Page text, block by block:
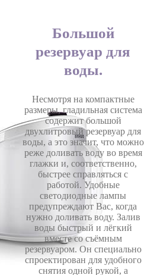
Большой
резервуар для
воды.
Несмотря на компактные
размеры, гладильная система
содержит большой
двухлитровый резервуар для
воды, а это значит, что можно
реже доливать воду во время
глажки и, соответственно,
быстрее справляться с
работой. Удобные
светодиодные лампы
предупреждают Вас, когда
нужно доливать воду. Залив
воды быстрый и лёгкий
вместе со съёмным
резервуаром. Он специально
спроектирован для удобного
снятия одной рукой, а